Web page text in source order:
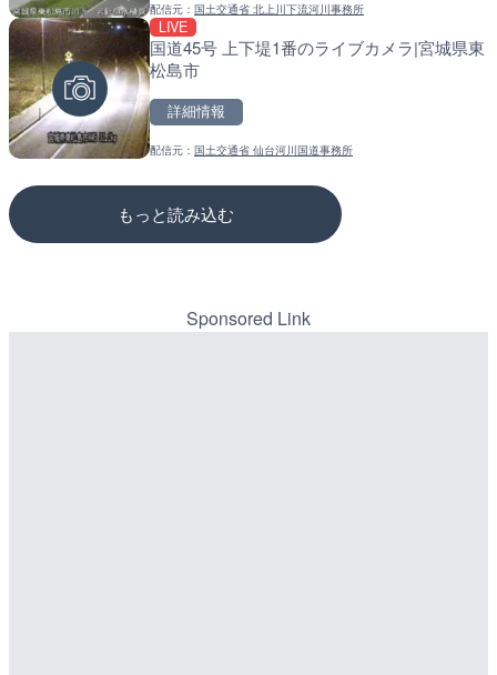
配信元：国土交通省 北上川下流河川事務所
LIVE
国道45号 上下堤1番のライブカメラ|宮城県東
松島市
詳細情報
配信元：国土交通省 仙台河川国道事務所
もっと読み込む
配信元：国土交通省 北首都国道事務所
国道298号 芝地下道 上り
配信元：国土交通省 北首都国道事務所
配信元：道の駅さがのせきPPカム
松江自動車道 三次東JCT
配信元：国土交通省 三次河川国道事務所
Sponsored Link